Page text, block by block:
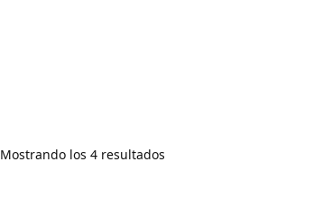
Mostrando los 4 resultados